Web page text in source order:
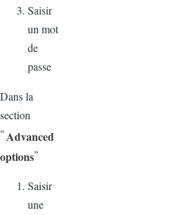
Saisir
un mot
de
passe
Dansla
section
"Advanced
options"
Saisir
une